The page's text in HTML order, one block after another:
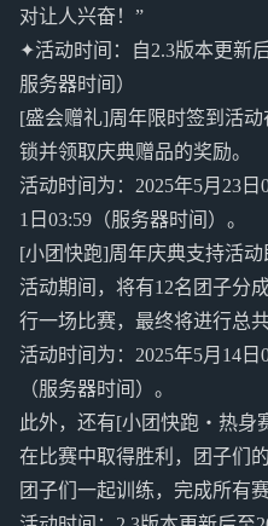
对让人兴奋！”
✦活动时间：自2.3版本更新
服务器时间）
[盛会赠礼]周年限时签到活
锁并领取庆典赠品的奖励。
活动时间为：2025年5月23日
1日03:59（服务器时间）。
[小团快跑]周年庆典支持活动
活动期间，将有12名团子分
行一场比赛，最终将进行总
活动时间为：2025年5月14日
（服务器时间）。
此外，还有[小团快跑・热身
在比赛中取得胜利，团子们
团子们一起训练，完成所有